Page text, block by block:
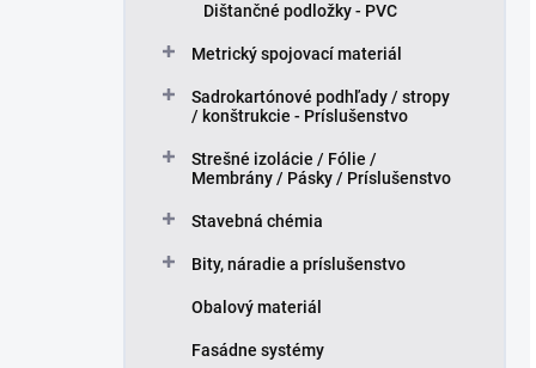
Dištančné podložky - PVC
Metrický spojovací materiál
Sadrokartónové podhľady / stropy
/ konštrukcie - Príslušenstvo
Strešné izolácie / Fólie /
Membrány / Pásky / Príslušenstvo
Stavebná chémia
Bity, náradie a príslušenstvo
Obalový materiál
Fasádne systémy